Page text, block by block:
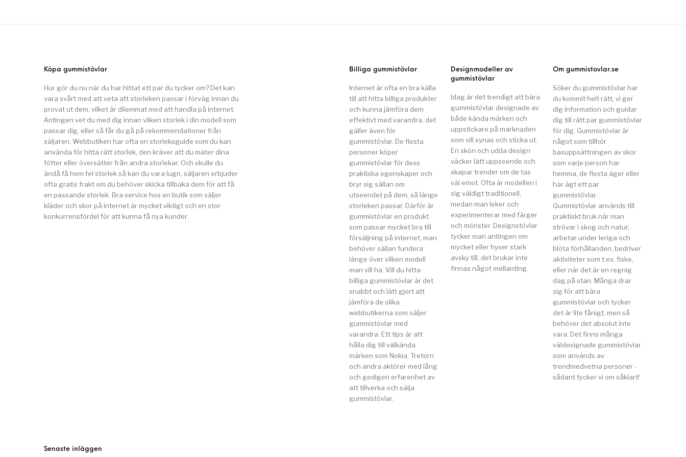
Köpa gummistövlar
Hur gör du nu när du har hittat ett par du tycker om? Det kan
vara svårt med att veta att storleken passar i förväg innan du
provat ut dem, vilket är dilemmat med att handla på internet.
Antingen vet du med dig innan vilken storlek i din modell som
passar dig, eller så får du gå på rekommendationer från
säljaren. Webbutiken har ofta en storleksguide som du kan
använda för hitta rätt storlek, den kräver att du mäter dina
fötter eller översätter från andra storlekar. Och skulle du
ändå få hem fel storlek så kan du vara lugn, säljaren erbjuder
ofta gratis frakt om du behöver skicka tillbaka dem för att få
en passande storlek. Bra service hos en butik som säljer
kläder och skor på internet är mycket viktigt och en stor
konkurrensfördel för att kunna få nya kunder.
Billiga gummistövlar
Internet är ofta en bra källa
till att hitta billiga produkter
och kunna jämföra dem
effektivt med varandra, det
gäller även för
gummistövlar. De flesta
personer köper
gummistövlar för dess
praktiska egenskaper och
bryr sig sällan om
utseendet på dem, så länge
storleken passar. Därför är
gummistövlar en produkt
som passar mycket bra till
försäljning på internet, man
behöver sällan fundera
länge över vilken modell
man vill ha. Vill du hitta
billiga gummistövlar är det
snabbt och lätt gjort att
jämföra de olika
webbutikerna som säljer
gummistövlar med
varandra. Ett tips är att
hålla dig till välkända
märken som Nokia, Tretorn
och andra aktörer med lång
och gedigen erfarenhet av
att tillverka och sälja
gummistövlar.
Designmodeller av
gummistövlar
Idag är det trendigt att bära
gummistövlar designade av
både kända märken och
uppstickare på marknaden
som vill synas och sticka ut.
En skön och udda design
väcker lätt uppseende och
skapar trender om de tas
väl emot. Ofta är modellen i
sig väldigt traditionell,
medan man leker och
experimenterar med färger
och mönster. Designstövlar
tycker man antingen om
mycket eller hyser stark
avsky till, det brukar inte
finnas något mellanting.
Om gummistovlar.se
Söker du gummistövlar har
du kommit helt rätt, vi ger
dig information och guidar
dig till rätt par gummistövlar
för dig. Gummistövlar är
något som tillhör
basuppsättningen av skor
som varje person har
hemma, de flesta äger eller
har ägt ett par
gummistövlar.
Gummistövlar används till
praktiskt bruk när man
strövar i skog och natur,
arbetar under leriga och
blöta förhållanden, bedriver
aktiviteter som t.ex. fiske,
eller när det är en regnig
dag på stan. Många drar
sig för att bära
gummistövlar och tycker
det är lite fånigt, men så
behöver det absolut inte
vara. Det finns många
väldesignade gummistövlar
som används av
trendmedvetna personer -
sådant tycker vi om såklart!
Senaste inläggen